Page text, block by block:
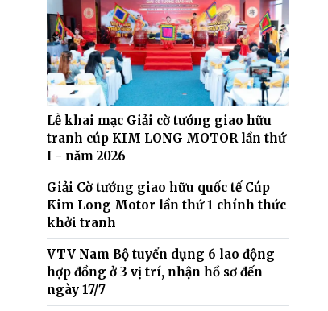
Lễ khai mạc Giải cờ tướng giao hữu
tranh cúp KIM LONG MOTOR lần thứ
I - năm 2026
Giải Cờ tướng giao hữu quốc tế Cúp
Kim Long Motor lần thứ 1 chính thức
khởi tranh
VTV Nam Bộ tuyển dụng 6 lao động
hợp đồng ở 3 vị trí, nhận hồ sơ đến
ngày 17/7